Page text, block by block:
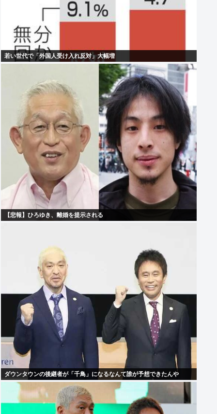
若い世代で「外国人受け入れ反対」大幅増
【悲報】ひろゆき、離婚を提示される
ダウンタウンの後継者が「千鳥」になるなんて誰が予想できたんや